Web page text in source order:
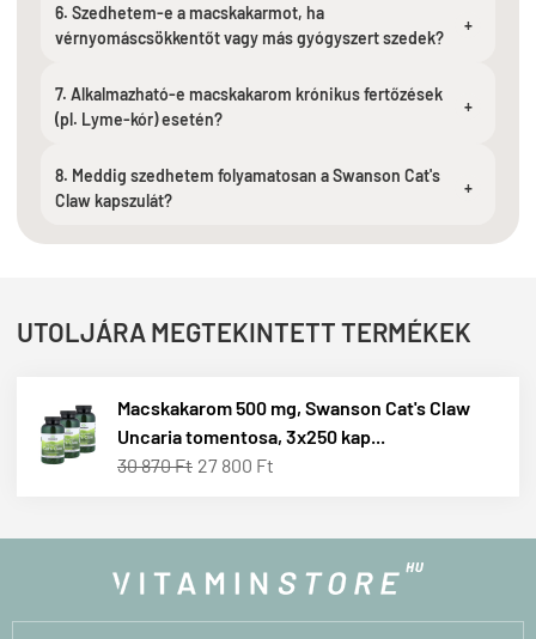
6. Szedhetem-e a macskakarmot, ha
vérnyomáscsökkentőt vagy más gyógyszert szedek?
+
7. Alkalmazható-e macskakarom krónikus fertőzések
(pl. Lyme-kór) esetén?
+
8. Meddig szedhetem folyamatosan a Swanson Cat's
Claw kapszulát?
+
UTOLJÁRA MEGTEKINTETT TERMÉKEK
Macskakarom 500 mg, Swanson Cat's Claw
Uncaria tomentosa, 3x250 kap...
30 870 Ft 27 800 Ft